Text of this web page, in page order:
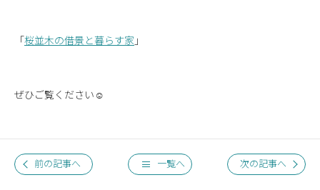
「桜並木の借景と暮らす家 」
ぜひご覧ください☺
前の記事へ 次の記事へ
一覧へ